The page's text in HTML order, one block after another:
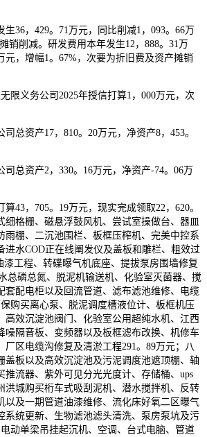
，429。71万元，同比削减1，093。66万
销削减。研发费用本年发生12，888。31万
元，增幅1。67%，次要为折旧费及资产摊销
义务公司2025年授信打算1，000万元，次
资产17，810。20万元，净资产8，453。
资产2，330。16万元，净资产-74。06万
，705。19万元，现实完成领取22，620。
格栅、磁悬浮鼓风机、尝试室操做台、器皿
棚、二沉池围栏、板框压榨机、完美中控系
水COD正在线阐发仪及盖板和雕栏、粗效过
工程、转碟曝气机底座、提拔泵房围墙修复
总磷总氮、脱泥机输送机、化验室灭菌器、搅
配电柜以及回流管道、滤布滤池维修、电缆
购买离心泵、脱泥调度槽液位计、板框机压
效沉淀池阀门、化验室公用超纯水机、江西
噪隔音板、变频器以及板框滤布改换、机修车
区电缆沟修复及清淤工程291。89万元；八
板以及高效沉淀池及污泥调度池遮顶棚、轴
流器、紫外可见分光光度计、存储桶、ups
洪城购买桁车式吸刮泥机、潜水搅拌机、反转
及一期管道油漆维修、流化床好氧二区曝气
统更新、生物滤池滤头清洗、泵房泵坑及污
动单梁吊挂起沉机、空调、台式电脑、管道